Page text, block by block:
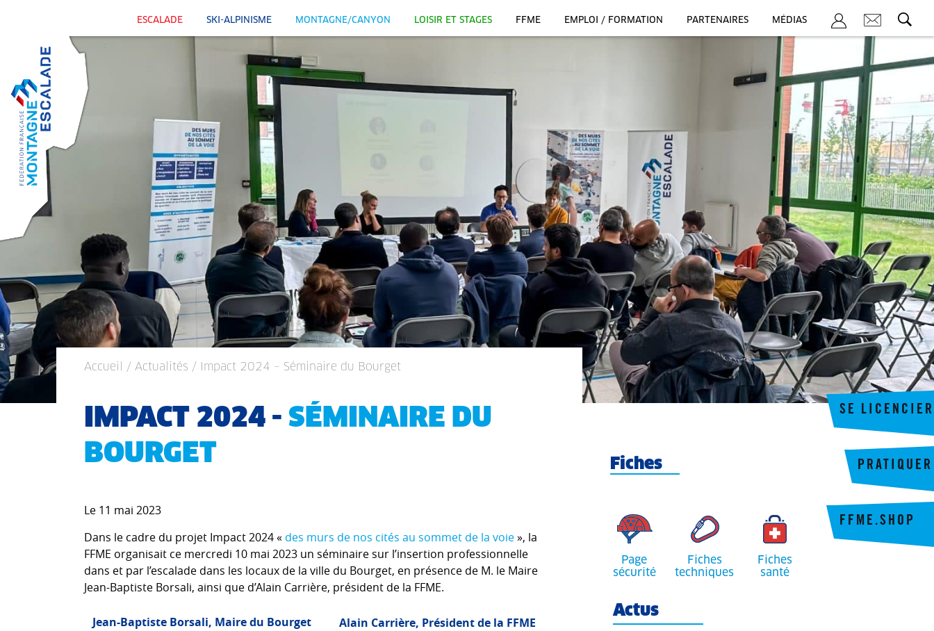
ESCALADE SKI-ALPINISME MONTAGNE/CANYON LOISIR ET STAGES FFME EMPLOI / FORMATION PARTENAIRES MÉDIAS
SE LICENCIER
FFME.SHOP
PRATIQUER
Accueil / Actualités / Impact 2024 – Séminaire du Bourget
IMPACT 2024 - SÉMINAIRE DU
BOURGET
Le 11 mai 2023
Dans le cadre du projet Impact 2024 « des murs de nos cités au sommet de la voie», la
FFME organisait ce mercredi 10 mai 2023 un séminaire sur l’insertion professionnelle
dans et par l’escalade dans les locaux de la ville du Bourget, en présence de M. le Maire
Jean-Baptiste Borsali, ainsi que d’Alain Carrière, président de la FFME.
Jean-Baptiste Borsali, Maire du Bourget Alain Carrière, Président de la FFME
Fiches
Page
sécurité
Fiches
techniques
Fiches
santé
Actus